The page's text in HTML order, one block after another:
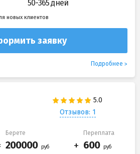
50-365 дней
новых клиентов
заявку
Подробнее
Отзывов: 1
Берете Переплата